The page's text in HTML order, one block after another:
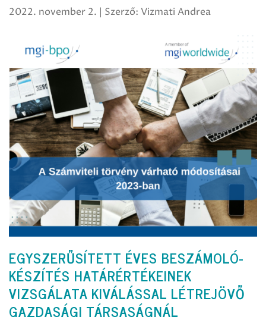
2022. november 2. | Szerző: Vizmati Andrea
EGYSZERŰSÍTETT ÉVES BESZÁMOLÓ-
KÉSZÍTÉS HATÁRÉRTÉKEINEK
VIZSGÁLATA KIVÁLÁSSAL LÉTREJÖVŐ
GAZDASÁGI TÁRSASÁGNÁL